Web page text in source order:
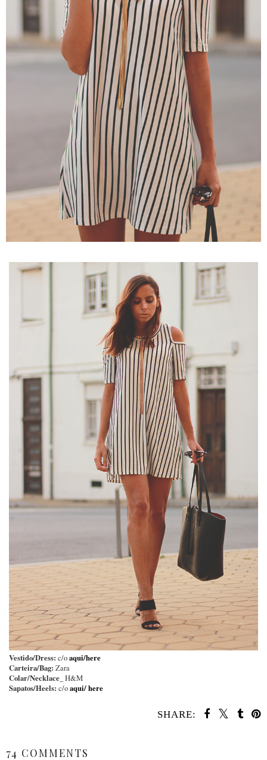
Vestido/Dress: c/oaqui/here
Carteira/Bag: Zara
Colar/Necklace_ H&M
Sapatos/Heels: c/oaqui/ here
SHARE:
74 COMMENTS